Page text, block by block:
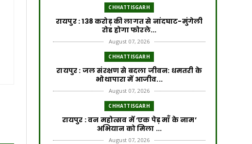
CHHATTISGARH
रायपुर : 138 करोड़ की लागत से नांदघाट-मुंगेली
रोड होगा फोरले...
August 07, 2026
CHHATTISGARH
रायपुर : जल संरक्षण से बदला जीवन: धमतरी के
भोथापारा में आजीव...
August 07, 2026
CHHATTISGARH
रायपुर : वन महोत्सव में ‘एक पेड़ माँ के नाम’
अभियान को मिला ...
August 07, 2026